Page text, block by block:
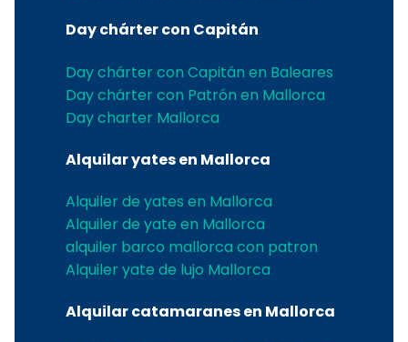
Day chárter con Capitán
Day chárter con Capitán en Baleares
Day chárter con Patrón en Mallorca
Day charter Mallorca
Alquilar yates en Mallorca
Alquiler de yates en Mallorca
Alquiler de yate en Mallorca
alquiler barco mallorca con patron
Alquiler yate de lujo Mallorca
Alquilar catamaranes en Mallorca